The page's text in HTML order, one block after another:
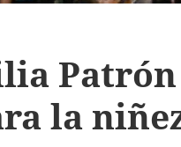
la